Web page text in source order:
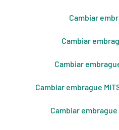
Cambiar
Cambiar
Cambiar
Cambiar embrague
Cambiar embrague